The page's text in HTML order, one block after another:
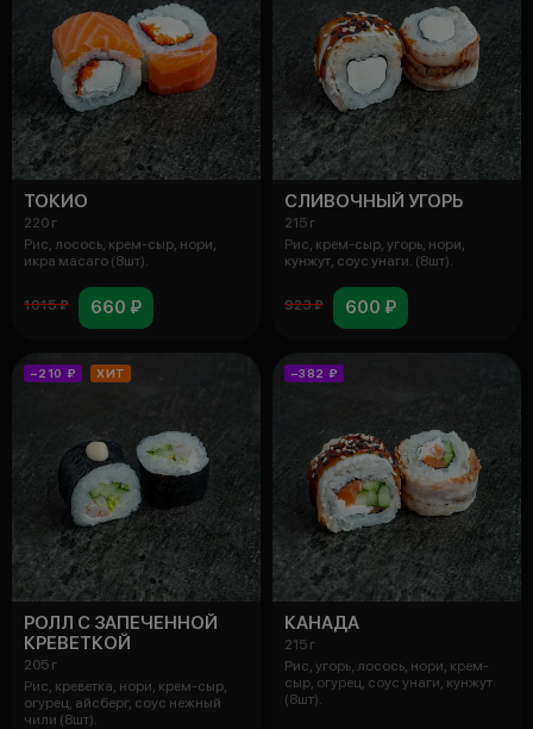
ТОКИО
220 г
Рис, лосось, крем-сыр, нори,
икра масаго (8шт).
1015 ₽ 660 ₽
СЛИВОЧНЫЙ УГОРЬ
215 г
Рис, крем-сыр, угорь, нори,
кунжут, соус унаги. (8шт).
923 ₽ 600 ₽
−210 ₽ ХИТ
РОЛЛ С ЗАПЕЧЕННОЙ
КРЕВЕТКОЙ
205 г
Рис, креветка, нори, крем-сыр,
огурец, айсберг, соус нежный
чили (8шт).
−382 ₽
КАНАДА
215 г
Рис, угорь, лосось, нори, крем-
сыр, огурец, соус унаги, кунжут
(8шт).